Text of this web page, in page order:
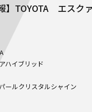
】TOYOTA エスク
ハイブリッド
ールクリスタルシャイン